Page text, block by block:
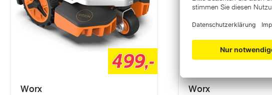
499,-
Worx Worx